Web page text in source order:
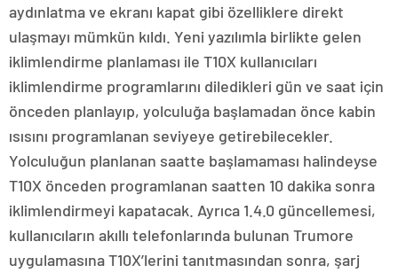
aydınlatma ve ekranı kapat gibi özelliklere direkt
ulaşmayı mümkün kıldı. Yeni yazılımla birlikte gelen
iklimlendirme planlaması ile T10X kullanıcıları
iklimlendirme programlarını diledikleri gün ve saat için
önceden planlayıp, yolculuğa başlamadan önce kabin
ısısını programlanan seviyeye getirebilecekler.
Yolculuğun planlanan saatte başlamaması halindeyse
T10X önceden programlanan saatten 10 dakika sonra
iklimlendirmeyi kapatacak. Ayrıca 1.4.0 güncellemesi,
kullanıcıların akıllı telefonlarında bulunan Trumore
uygulamasına T10X’lerini tanıtmasından sonra, şarj